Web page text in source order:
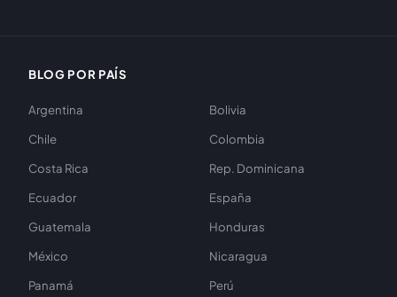
BLOG POR PAÍS
Argentina
Bolivia
Chile
Colombia
Costa Rica
Rep. Dominicana
Ecuador
España
Guatemala
Honduras
México
Nicaragua
Panamá
Perú